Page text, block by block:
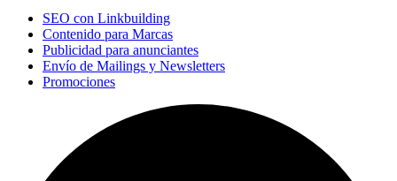
SEO con Linkbuilding
Contenido para Marcas
Publicidad para anunciantes
Envío de Mailings y Newsletters
Promociones